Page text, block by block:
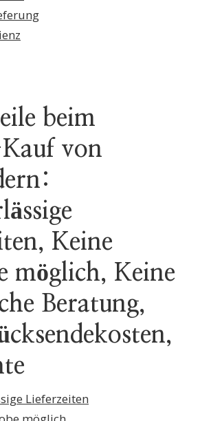
beim
von
Keine
möglich, Keine
Beratung,
Lieferzeiten